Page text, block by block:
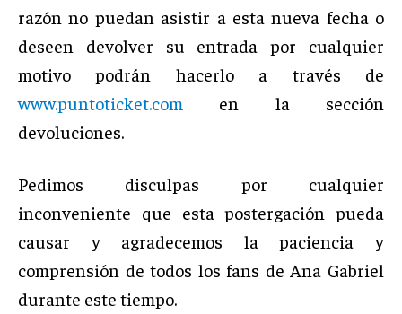
razón no puedan asistir a esta nueva fecha o
deseen devolver su entrada por cualquier
motivo podrán hacerlo a través de
www.puntoticket.com en la sección
devoluciones.
Pedimos disculpas por cualquier
inconveniente que esta postergación pueda
causar y agradecemos la paciencia y
comprensión de todos los fans de Ana Gabriel
durante este tiempo.